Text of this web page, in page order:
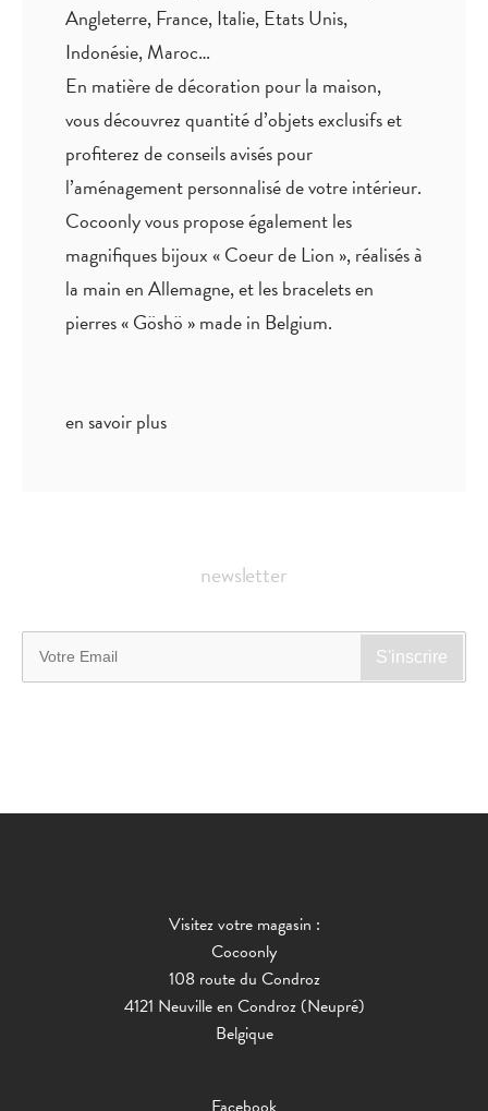
Angleterre, France, Italie, Etats Unis,
Indonésie, Maroc…
En matière de décoration pour la maison,
vous découvrez quantitéd’objets exclusifset
profiterez deconseils aviséspour
l’aménagement personnalisé de votre intérieur.
Cocoonly vous propose également les
magnifiques bijoux « Coeur de Lion », réalisés à
la main en Allemagne, et les bracelets en
pierres « Göshö » made in Belgium.
en savoir plus
newsletter
Visitez votre magasin :
Cocoonly
108 route du Condroz
4121 Neuville en Condroz (Neupré)
Belgique